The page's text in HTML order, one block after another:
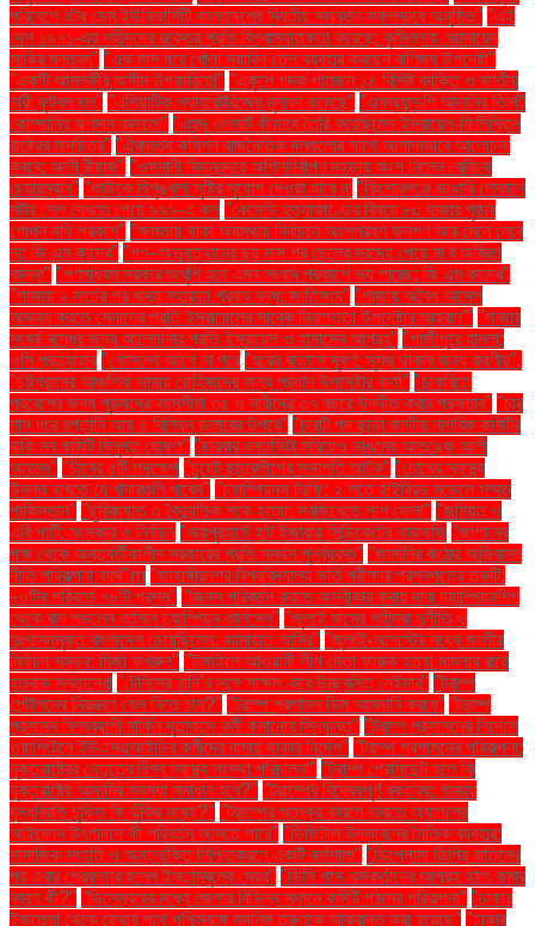
পরিবেশে নটর ডেম ইউনিভার্সিটি বাংলাদেশের দ্বিতীয় সমাবর্তন সফলভাবে অনুষ্ঠিত" "এই
দেশ ১৯৭১-এর শহীদদের রক্তের প্রতি বিশ্বাসঘাতকতা করেছে: কুমিল্লায় জোনায়েদ
সাকির মন্তব্য" "এক মাস ধরে খোলা সয়াবিন তেল ব্যবহার করছেন বাণিজ্য উপদেষ্টা"
"একটি আমলকীর অসীম উপকারিতা!" "একুশে পদক পাচ্ছেন ১৪ বিশিষ্ট ব্যক্তি ও জাতীয়
নারী ফুটবল দল" "এশিয়াটিক ল্যাবরেটরিজের মুনাফা কমেছে" "এসঅ্যান্ডপি আদানির তিনটি
কোম্পানির ঋণমান কমালো" "এহুদ ওলমার্ট কীভাবে তৈরি করেছিলেন ইসরায়েল-ফিলিস্তিন
রাষ্ট্রের মানচিত্র" "ঐকমত্য কমিশন রাজনৈতিক দলগুলোর সাথে আলাদাভাবে আলোচনা
করবে: আলী রীয়াজ" "ওসমানী বিমানবন্দরে অগ্নিনির্বাপণ মহড়ায় অংশ নিলেন বেবিচক
চেয়ারম্যান" "কাউকে বিশৃঙ্খলা সৃষ্টির সুযোগ দেওয়া যাবে না "কিশোরগঞ্জে ভাঙারি দোকানে
মর্টার শেল দেখতে পেয়ে ৯৯৯-এ কল "কেনেডি হত্যাকাণ্ডের বিষয়ে ৮০ হাজার পৃষ্ঠার
গোপন নথি প্রকাশ" "ক্ষমতায় থাকা অবস্থায় নির্বাচনে অংশগ্রহণ জনগণ আর মেনে নেবে
না: জি এম কাদের" "গণ–অভ্যুত্থানের ছয় মাস পর ছেলের মরদেহ পেয়ে মা'র অবিরত
কান্না" "গণমাধ্যম সরকার অখুশি হবে এমন সংবাদ প্রকাশে ভয় পাচ্ছে: জি এম কাদের"
"গাজায় ২ মার্চের পর খাদ্য সহায়তা প্রবাহ বন্ধ: জাতিসংঘ" "গাজায় অবৈধ আদেশ
অমান্য করতে সেনাদের প্রতি ইসরায়েলের সাবেক নিরাপত্তা উপদেষ্টার আহ্বান"' "গাজার
সংঘর্ষ বন্ধের জন্য আলোচনার প্রতি ইসরায়েল ও হামাসের আগ্রহ" "গাজীপুরে হামলা:
ওসি প্রত্যাহার "গোসলের আগে না পরে "ঘরের বাতাসে দূষণ: সুস্থ থাকার জন্য করণীয়".
"চট্টগ্রামের আঞ্চলিক ভাষায় রোহিঙ্গাদের জন্য প্রধান উপদেষ্টার বার্তা" "চাকরিতে
প্রবেশের জন্য পুরুষদের বয়সসীমা ৩৫ ও নারীদের ৩৭ বছরে উন্নীত করার প্রস্তাব" "চার
মাস ধরে রপ্তানি আয় ৪ বিলিয়ন ডলারের উপরে" "চারটি পদ ছাড়া জাতীয় নাগরিক কমিটির
বাকি সব কমিটি বিলুপ্ত ঘোষণা" "চারবার বসতভিটা সরিয়েও ভাঙনের আতঙ্কে আলী
আহমদ" "চীনের ৫টি পদক্ষেপ "চুয়েট ছাত্রলীগের সভাপতি আটক" "চোখের স্বাস্থ্য
উন্নত রাখতে যে খাবারগুলি খাবেন" "চ্যাম্পিয়নস ট্রফি: ২ শর্তে হাইব্রিড মডেলে সম্মত
পাকিস্তান" "ছুরিকাঘাত ও বৈদ্যুতিক শকে হত্যা: সবজিখেতে লাশ ফেলা" "জমিয়ত ও
এবি পার্টি: সংস্কার ও নির্বাচন "জয়পুরহাটে হাট ইজারায় সিন্ডিকেটের কারসাজি "জাপানের
পক্ষ থেকে অন্তর্বর্তীকালীন সরকারের প্রতি সমর্থন পুনর্ব্যক্ত" "জার্মানির কঠোর অভিবাসন
নীতি পরিকল্পনা ব্যর্থ"m "জাহাঙ্গীরনগর বিশ্ববিদ্যালয় ভর্তি পরীক্ষার প্রশ্নপত্রে ত্রুটি:
৮০টির পরিবর্তে ৭৮টি প্রশ্ন" "জিনস পরিবর্তন করতে অস্বীকার করায় দাবা চ্যাম্পিয়নশিপ
থেকে বাদ পড়লেন বর্তমান চ্যাম্পিয়ন কার্লসেন" "জুলাই মাসের শহীদরা দুর্নীতি ও
দুঃশাসনমুক্ত বাংলাদেশ চেয়েছিলেন: জামায়াত আমির" "জুলাই-আগস্টের মধ্যে জাতীয়
নির্বাচন সম্ভব: মির্জা ফখরুল" "টাঙ্গাইলে আওয়ামী লীগ নেতা ফারুক হত্যা মামলার রায়ে
হতবাক সন্তানেরা "টেনিসের রানি’র সঙ্গে সাক্ষাৎ করে উচ্ছ্বসিত নেইমার" "ট্রাম্প
পেন্টাগনের নিয়ন্ত্রণ কেন নিতে চান?" "ট্রাম্প প্রশাসন ডিম আমদানি করবে" "ট্রাম্প
প্রশাসন বিশ্বব্যাপী মার্কিন দূতাবাসে কর্মী কমানোর সিদ্ধান্ত" "ট্রাম্প প্রশাসনের নির্দেশে
ওয়াশিংটনে ইউএসএআইডির কর্মীদের বাসায় থাকার নির্দেশ" "ট্রাম্প প্রশাসনের পরিকল্পনা:
যুক্তরাষ্ট্রের নেতৃত্বে বিশ্ব স্বাস্থ্য সংস্থা পরিচালনা" "ট্রাম্প প্রেসিডেন্ট হলে কি
যুক্তরাষ্ট্রে আদানির সমস্যা সমাধান হবে?" "ট্রাম্পের বিদ্বেষপূর্ণ বক্তব্য: গাজায়
যুদ্ধবিরতি চুক্তি কি ঝুঁকির মধ্যে?" "ট্রাম্পের শুল্কের কারণে ভারতে অ্যাপলের
আইফোন উৎপাদনে কী পরিবর্তন আসতে পারে" "ডিজিটাল উদ্ভাবনের নৈতিক ব্যবহার:
সামাজিক সংহতি ও অন্তর্ভুক্তি নিশ্চিতকরণে একটি কর্মশালা" "ডিপ্লোমা ডিগ্রি বাতিলের
পর এবার গ্রেফতার হলেন ইস্তাম্বুলের মেয়র" "ডিসি পদে কর্মকর্তাদের আগ্রহ হঠাৎ কমার
কারণ কী?" "ডিসেম্বরের মধ্যে জেলার বিভিন্ন স্থানে কমিটি গঠনের পরিকল্পনা" "ঢাকার
ইজতেমা থেকে ফেরার পথে পশ্চিমবঙ্গে মুসলিম তরুণকে আক্রান্ত করা হয়েছে" "ঢাকার